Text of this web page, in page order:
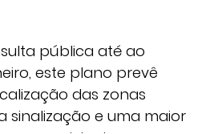
pública até ao
este plano prevê
das zonas
sinalização e uma maior